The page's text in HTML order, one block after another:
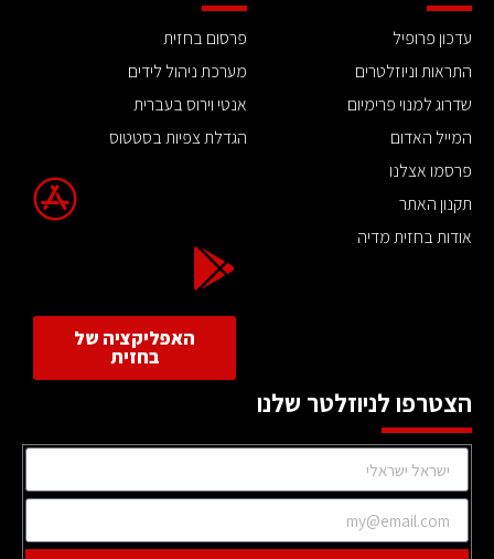
עדכון פרופיל
התראות וניוזלטרים
שדרוג למנוי פרימיום
המייל האדום
פרסמו אצלנו
תקנון האתר
אודות בחזית מדיה
פרסום בחזית
מערכת ניהול לידים
אנטי וירוס בעברית
הגדלת צפיות בסטטוס
האפליקציה של
בחזית
הצטרפו לניוזלטר שלנו